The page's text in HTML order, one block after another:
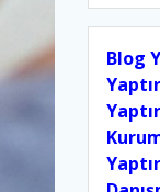
Blog